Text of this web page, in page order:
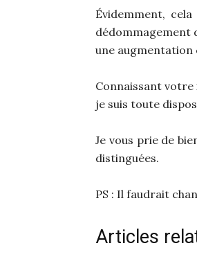
Évidemment,
dédommagement
une augmentation
Connaissant
je suis toute
Je vous prie de
distinguées.
PS : Il faudrait
Articles